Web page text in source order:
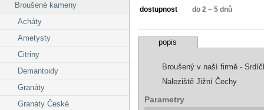
Broušené kameny
Acháty
Ametysty
Citriny
Demantoidy
Granáty
Granáty České
dostupnost do 2 – 5 dnů
popis
Broušený v naší firmě -
Naleziště Jižní Čechy
Parametry